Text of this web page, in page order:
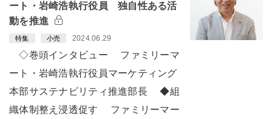
ート・岩崎浩執行役員 独自性ある活
動を推進
特集 小売 2024.06.29
◇巻頭インタビュー ファミリーマ
ート・岩崎浩執行役員マーケティング
本部サステナビリティ推進部長 ◆組
織体制整え浸透促す ファミリーマー